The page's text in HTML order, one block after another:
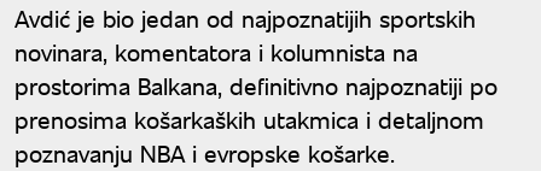
Avdić je bio jedan od najpoznatijih sportskih
novinara, komentatora i kolumnista na
prostorima Balkana, definitivno najpoznatiji po
prenosima košarkaških utakmica i detaljnom
poznavanju NBA i evropske košarke.